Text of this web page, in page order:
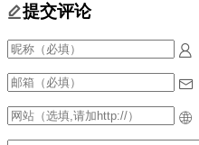
提交评论